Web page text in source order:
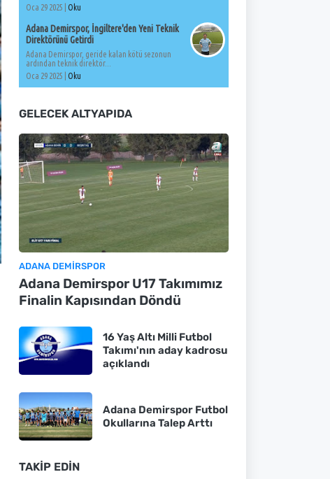
Oca 29 2025 |
Oku
Adana Demirspor, İngiltere'den Yeni Teknik
Direktörünü Getirdi
Adana Demirspor, geride kalan kötü sezonun
ardından teknik direktör...
Oca 29 2025 |
Oku
GELECEK ALTYAPIDA
ADANA DEMIRSPOR
Adana Demirspor U17 Takımımız
Finalin Kapısından Döndü
16 Yaş Altı Milli Futbol
Takımı'nın aday kadrosu
açıklandı
Adana Demirspor Futbol
Okullarına Talep Arttı
TAKIP EDIN